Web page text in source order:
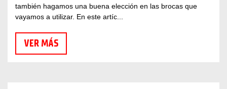
también hagamos una buena elección en las brocas que
vayamos a utilizar. En este artíc...
VER MÁS